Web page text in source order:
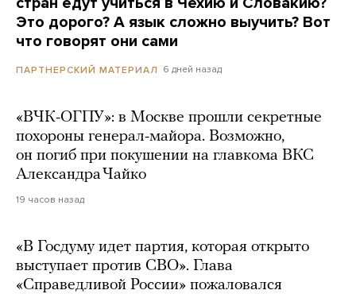
Это дорого? А язык сложно выучить? Вот
что говорят они сами
ПАРТНЕРСКИЙ МАТЕРИАЛ 6 дней назад
«ВЧК-ОГПУ»: в Москве прошли секретные
похороны генерал-майора. Возможно,
он погиб при покушении на главкома ВКС
Александра Чайко
19 часов назад
«В Госдуму идет партия, которая открыто
выступает против СВО». Глава
«Справедливой России» пожаловался